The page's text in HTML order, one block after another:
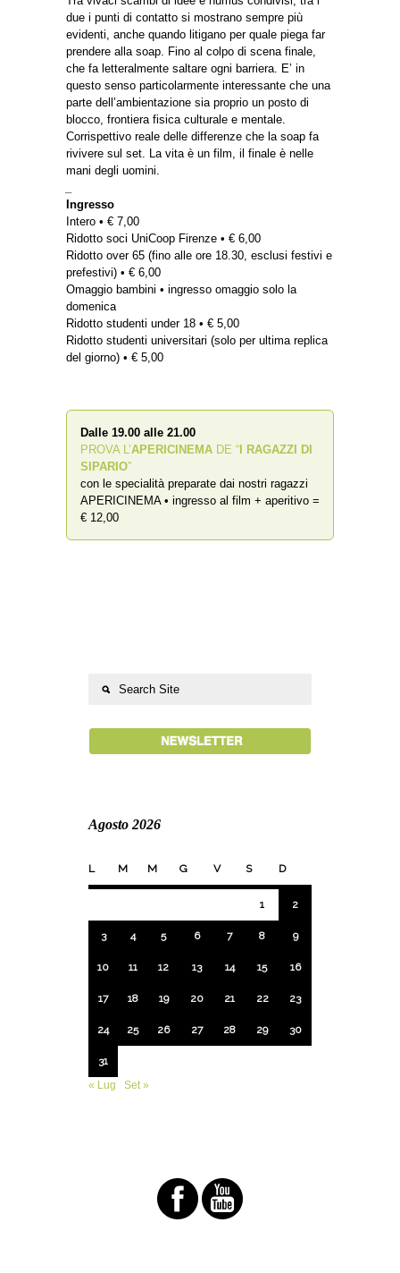
due i punti di contatto si mostrano sempre più
evidenti, anche quando litigano per quale piega far
prendere alla soap. Fino al colpo di scena finale,
che fa letteralmente saltare ogni barriera. E’ in
questo senso particolarmente interessante che una
parte dell’ambientazione sia proprio un posto di
blocco, frontiera fisica culturale e mentale.
Corrispettivo reale delle differenze che la soap fa
rivivere sul set. La vita è un film, il finale è nelle
mani degli uomini.
Ingresso
Intero • € 7,00
Ridotto soci UniCoop Firenze • € 6,00
Ridotto over 65 (fino alle ore 18.30, esclusi festivi e
prefestivi) • € 6,00
Omaggio bambini • ingresso omaggio solo la
domenica
Ridotto studenti under 18 • € 5,00
Ridotto studenti universitari (solo per ultima replica
del giorno) • € 5,00
Dalle 19.00 alle 21.00
PROVA L’APERICINEMA DE “ I RAGAZZI DI
SIPARIO”
con le specialità preparate dai nostri ragazzi
APERICINEMA • ingresso al film + aperitivo =
€ 12,00
Agosto 2026
L M M G V S D
1 2
3 4 5 6 7 8 9
10 11 12 13 14 15 16
17 18 19 20 21 22 23
24 25 26 27 28 29 30
31
« Lug
Set »